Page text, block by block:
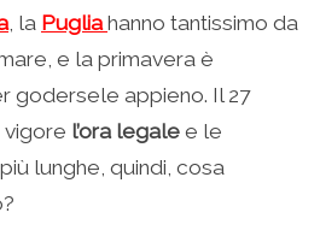
, la Puglia hanno tantissimo da
e la primavera è
godersele appieno. Il 27
vigore l’ora legale e le
lunghe, quindi, cosa